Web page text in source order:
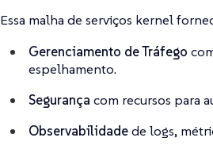
Essa malha de serviços kernel
Gerenciamento de Tráfego
espelhamento.
Segurança com recursos para
Observabilidadede logs,